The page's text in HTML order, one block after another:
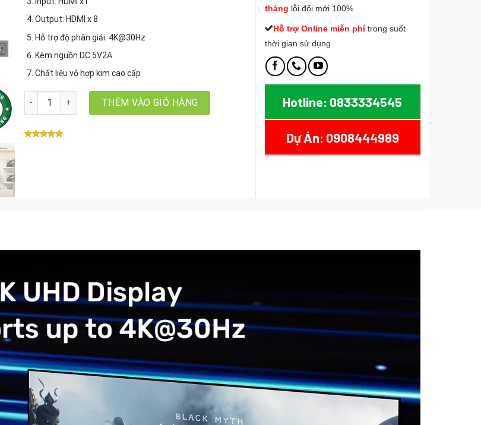
Output: HDMI x 8
Hỗ trợ độ phân giải: 4K@30Hz
Kèm nguồn DC 5V2A
Chất liệu vỏ hợp kim cao cấp
Bộ chia HDMI 8 Cổng Unitek V132A, Hỗ trợ 4K30Hz Adaptor nguồn 5V2A số lượng
THÊM VÀO GIỎ HÀNG
tháng lỗi đổi mới 100%
Hỗ trợ Online miễn phí trong suốt
thời gian sử dụng
Hotline: 0833334545
Dự Án: 0908444989